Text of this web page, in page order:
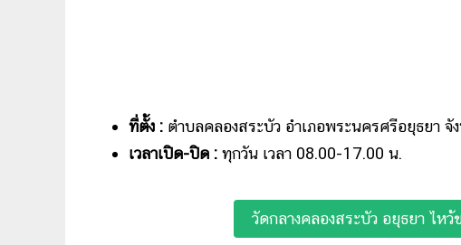
ที่ตั้ง : ตำบลคลองสระบัว อำเภอพระนครศรีอยุธยา จั
เวลาเปิด-ปิด : ทุกวัน เวลา 08.00-17.00 น.
วัดกลางคลองสระบัว อยุธยา ไห